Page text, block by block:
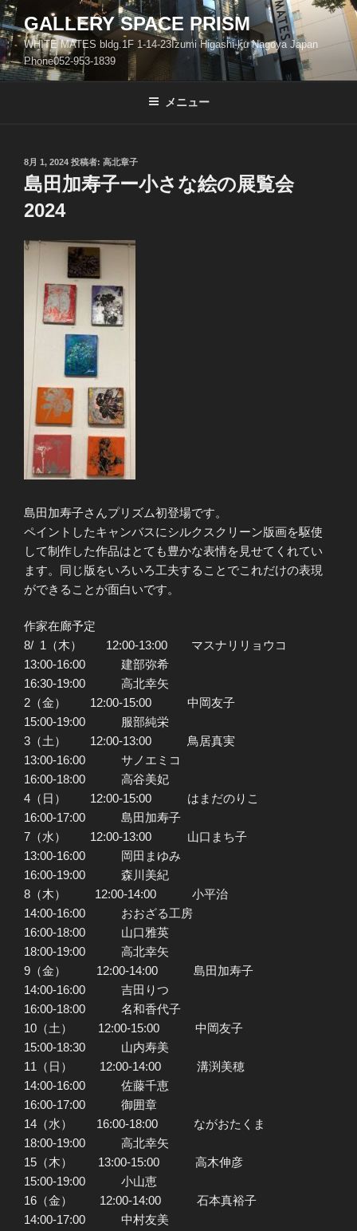
コ
ン
テ
ン
ツ
GALLERY SPACE PRISM
WHITE MATES bldg.1F 1-14-23Izumi Higashi-ku Nagoya Japan
Phone052-953-1839
メニュー
投
稿
日:
8月 1, 2024 投稿者: 高北章子
島田加寿子ー小さな絵の展覧会
2024
島田加寿子さんプリズム初登場です。
ペイントしたキャンバスにシルクスクリーン版画を駆使
して制作した作品はとても豊かな表情を見せてくれてい
ます。同じ版をいろいろ工夫することでこれだけの表現
ができることが面白いです。
作家在廊予定
8/ 1（木） 12:00-13:00 マスナリリョウコ
13:00-16:00 建部弥希
16:30-19:00 高北幸矢
2（金） 12:00-15:00 中岡友子
15:00-19:00 服部純栄
3（土） 12:00-13:00 鳥居真実
13:00-16:00 サノエミコ
16:00-18:00 高谷美妃
4（日） 12:00-15:00 はまだのりこ
16:00-17:00 島田加寿子
7（水） 12:00-13:00 山口まち子
13:00-16:00 岡田まゆみ
16:00-19:00 森川美紀
8（木） 12:00-14:00 小平治
14:00-16:00 おおざる工房
16:00-18:00 山口雅英
18:00-19:00 高北幸矢
9（金） 12:00-14:00 島田加寿子
14:00-16:00 吉田りつ
16:00-18:00 名和香代子
10（土） 12:00-15:00 中岡友子
15:00-18:30 山内寿美
11（日） 12:00-14:00 溝渕美穂
14:00-16:00 佐藤千恵
16:00-17:00 御囲章
14（水） 16:00-18:00 ながおたくま
18:00-19:00 高北幸矢
15（木） 13:00-15:00 高木伸彦
15:00-19:00 小山恵
16（金） 12:00-14:00 石本真裕子
14:00-17:00 中村友美